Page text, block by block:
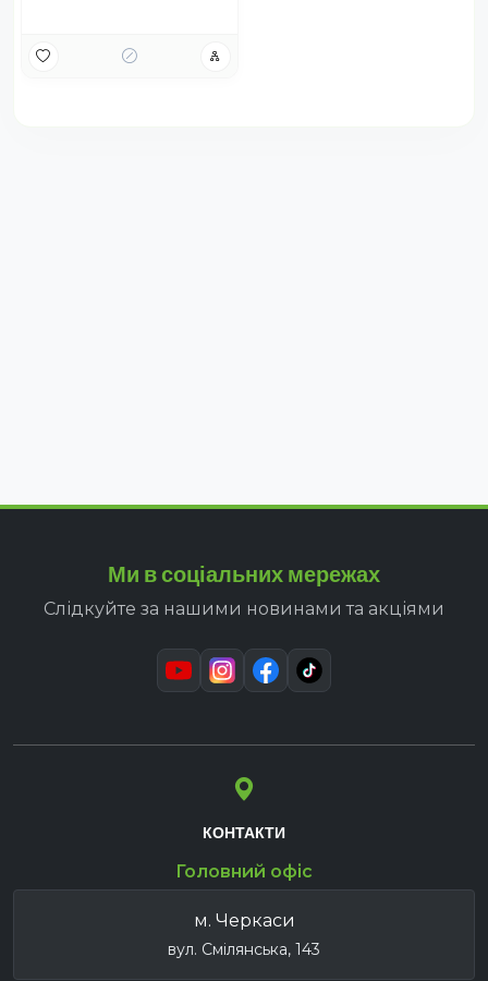
Ми в соціальних мережах
Слідкуйте за нашими новинами та акціями
КОНТАКТИ
Головний офіс
м. Черкаси
вул. Смілянська, 143